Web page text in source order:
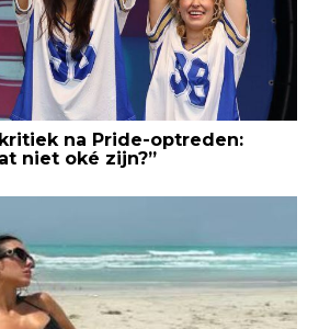
na Pride-optreden:
niet oké zijn?”